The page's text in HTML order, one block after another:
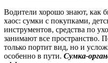
Водители хорошо знают, как
хаос: сумки с покупками,
инструментов, средства по
занимают все пространство.
только портит вид, но и
особенно в пути. Сумка-